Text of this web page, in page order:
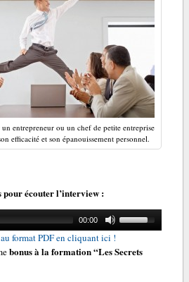
entrepreneur ou un chef de petite entreprise
efficacité et son épanouissement personnel.
écouter l’interview :
00:00
format PDF en cliquant ici !
bonus à la formation “Les Secrets